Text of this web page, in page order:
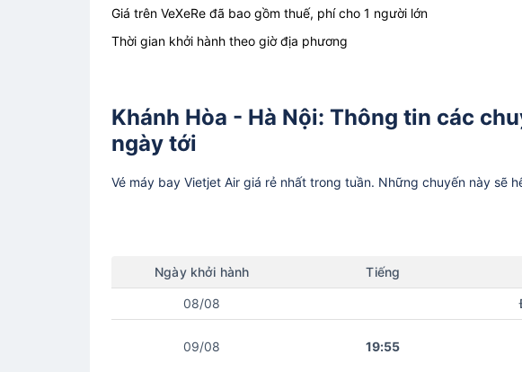
Giá trên VeXeRe đã bao gồm thuế, phí cho 1 người lớn
Thời gian khởi hành theo giờ địa phương
Khánh Hòa - Hà Nội: Thông tin các
ngày tới
Vé máy bay Vietjet Air giá rẻ nhất trong tuần. Những chuyến này sẽ
Ngày khởi hành Tiếng
08/08
09/08 19:55